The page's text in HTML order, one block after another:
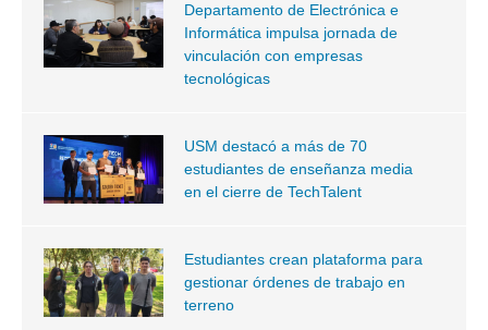
Departamento de Electrónica e
Informática impulsa jornada de
vinculación con empresas
tecnológicas
USM destacó a más de 70
estudiantes de enseñanza media
en el cierre de TechTalent
Estudiantes crean plataforma para
gestionar órdenes de trabajo en
terreno